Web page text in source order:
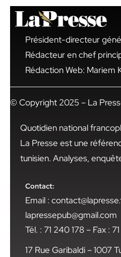
Président-directeur
Rédacteur en chef
Rédaction Web: Mariem
© Copyright 2025 – La
Quotidien national
La Presse est une
tunisien. Analyses,
Contact:
Email :
lapressepub@gmail.com
Tél. : 71 240 178 – Fax :
17 Rue Garibaldi – 1007